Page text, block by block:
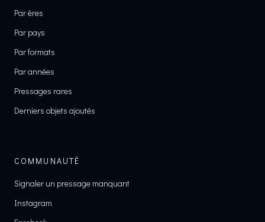
Par ères
Par pays
Par formats
Par années
Pressages rares
Derniers objets ajoutés
COMMUNAUTÉ
Signaler un pressage manquant
Instagram